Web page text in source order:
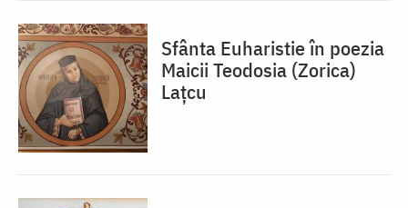
Sfânta Euharistie în poezia
Maicii Teodosia (Zorica)
Lațcu